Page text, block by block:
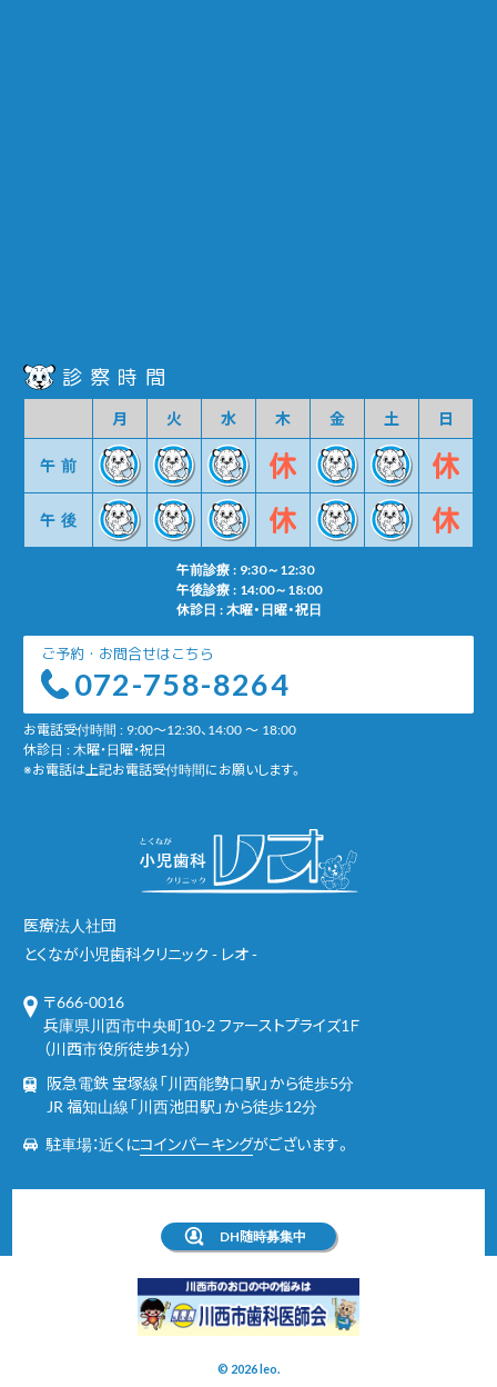
診察時間
月 火 水 木 金 土 日
午前
午後
午前診療 : 9:30～12:30
午後診療 : 14:00～18:00
休診日 : 木曜・日曜・祝日
ご予約・お問合せはこちら
072-758-8264
お電話受付時間 : 9:00～12:30、14:00 ～ 18:00
休診日 : 木曜・日曜・祝日
※お電話は上記お電話受付時間にお願いします。
医療法人社団
とくなが小児歯科クリニック - レオ -
〒666-0016
兵庫県川西市中央町10-2 ファーストプライズ1Ｆ
（川西市役所徒歩1分）
阪急電鉄 宝塚線「川西能勢口駅」から徒歩5分
JR 福知山線「川西池田駅」から徒歩12分
駐車場：近くにコインパーキングがございます。
DH随時募集中
© 2026 leo.